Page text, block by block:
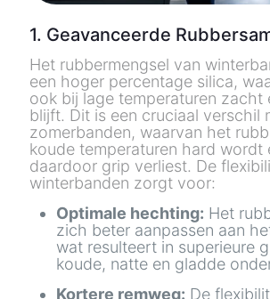
1. Geavanceerde
Het rubbermengsel van
een hoger percentage silica,
ook bij lage temperaturen zacht
blijft. Dit is een cruciaal verschil
zomerbanden, waarvan het
koude temperaturen hard wordt
daardoor grip verliest. De
winterbanden zorgt voor:
Optimale hechting: Het
zich beter aanpassen aan
wat resulteert in superieure
koude, natte en gladde
Kortere remweg: De